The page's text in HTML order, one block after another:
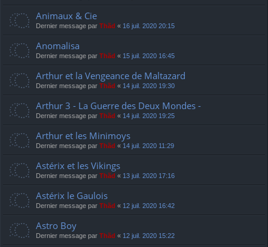
Animaux & Cie
Dernier message par Thãd « 16 juil. 2020 20:15
Anomalisa
Dernier message par Thãd « 15 juil. 2020 16:45
Arthur et la Vengeance de Maltazard
Dernier message par Thãd « 14 juil. 2020 19:30
Arthur 3 - La Guerre des Deux Mondes -
Dernier message par Thãd « 14 juil. 2020 19:25
Arthur et les Minimoys
Dernier message par Thãd « 14 juil. 2020 11:29
Astérix et les Vikings
Dernier message par Thãd « 13 juil. 2020 17:16
Astérix le Gaulois
Dernier message par Thãd « 12 juil. 2020 16:42
Astro Boy
Dernier message par Thãd « 12 juil. 2020 15:22